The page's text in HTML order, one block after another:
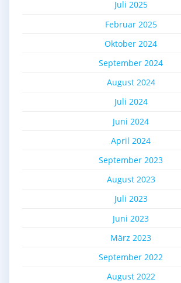
Juli 2025
Februar 2025
Oktober 2024
September 2024
August 2024
Juli 2024
Juni 2024
April 2024
September 2023
August 2023
Juli 2023
Juni 2023
März 2023
September 2022
August 2022